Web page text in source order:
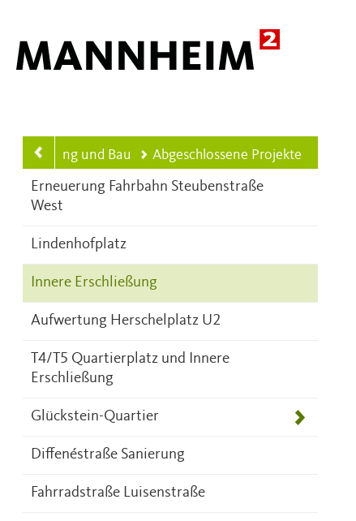
Planung und Bau Abgeschlossene Projekte
Erneuerung Fahrbahn Steubenstraße
West
Lindenhofplatz
Innere Erschließung
Aufwertung Herschelplatz U2
T4/T5 Quartierplatz und Innere
Erschließung
Glückstein-Quartier
Diffenéstraße Sanierung
Fahrradstraße Luisenstraße